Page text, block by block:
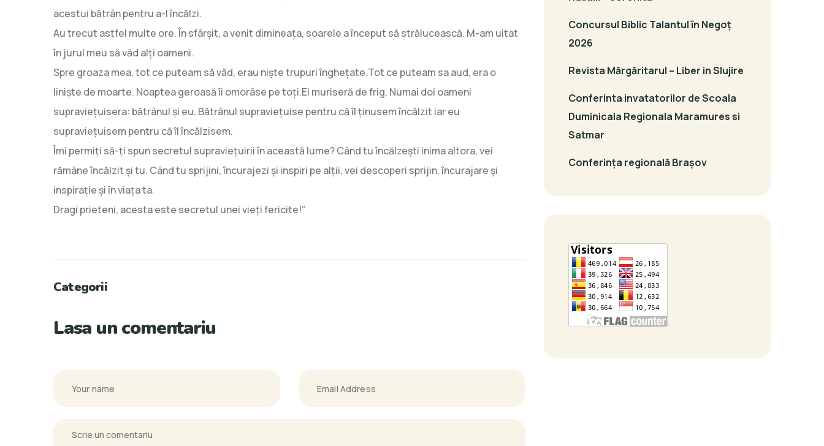
acestui bătrân pentru a-l încălzi.
Au trecut astfel multe ore. În sfârşit, a venit dimineața, soarele a început să strălucească. M-am uitat
în jurul meu să văd alți oameni.
Spre groaza mea, tot ce puteam să văd, erau niște trupuri înghețate.Tot ce puteam sa aud, era o
liniște de moarte. Noaptea geroasă îi omorâse pe toți.Ei muriseră de frig. Numai doi oameni
supravieţuisera: bătrânul și eu. Bătrânul supraviețuise pentru că îl ținusem încălzit iar eu
supraviețuisem pentru că îl încălzisem.
Îmi permiți să-ți spun secretul supraviețuirii în această lume? Când tu încălzești inima altora, vei
rămâne încălzit și tu. Când tu sprijini, încurajezi și inspiri pe alții, vei descoperi sprijin, încurajare și
inspirație și în viața ta.
Dragi prieteni, acesta este secretul unei vieți fericite!”
Categorii
Lasa un comentariu
Concursul Biblic Talantul în Negoț
2026
Revista Mărgăritarul – Liber in Slujire
Conferinta invatatorilor de Scoala
Duminicala Regionala Maramures si
Satmar
Conferința regională Brașov